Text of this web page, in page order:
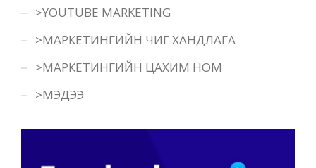
>YOUTUBE MARKETING
>МАРКЕТИНГИЙН ЧИГ ХАНДЛАГА
>МАРКЕТИНГИЙН ЦАХИМ НОМ
>МЭДЭЭ